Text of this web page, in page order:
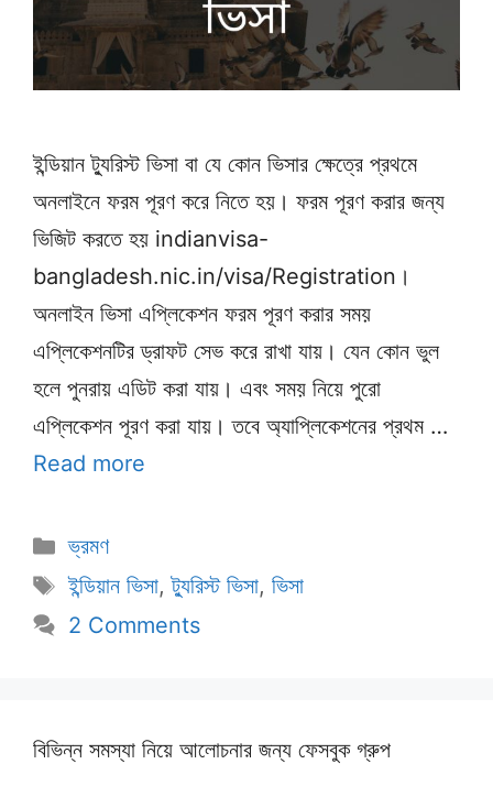
ইন্ডিয়ান ট্যুরিস্ট ভিসা বা যে কোন ভিসার ক্ষেত্রে প্রথমে
অনলাইনে ফরম পূরণ করে নিতে হয়। ফরম পূরণ করার জন্য
ভিজিট করতে হয় indianvisa-
bangladesh.nic.in/visa/Registration।
অনলাইন ভিসা এপ্লিকেশন ফরম পূরণ করার সময়
এপ্লিকেশনটির ড্রাফট সেভ করে রাখা যায়। যেন কোন ভুল
হলে পুনরায় এডিট করা যায়। এবং সময় নিয়ে পুরো
এপ্লিকেশন পূরণ করা যায়। তবে অ্যাপ্লিকেশনের প্রথম …
Read more
Categories
ভ্রমণ
Tags
ইন্ডিয়ান ভিসা,ট্যুরিস্ট ভিসা, ভিসা
2 Comments
বিভিন্ন সমস্যা নিয়ে আলোচনার জন্য ফেসবুক গ্রুপ